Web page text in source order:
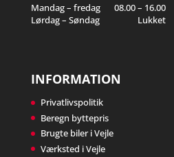
Mandag – fredag
08.00 – 16.00
Lørdag – Søndag
Lukket
INFORMATION
Privatlivspolitik
Beregn byttepris
Brugte biler i Vejle
Værksted i Vejle